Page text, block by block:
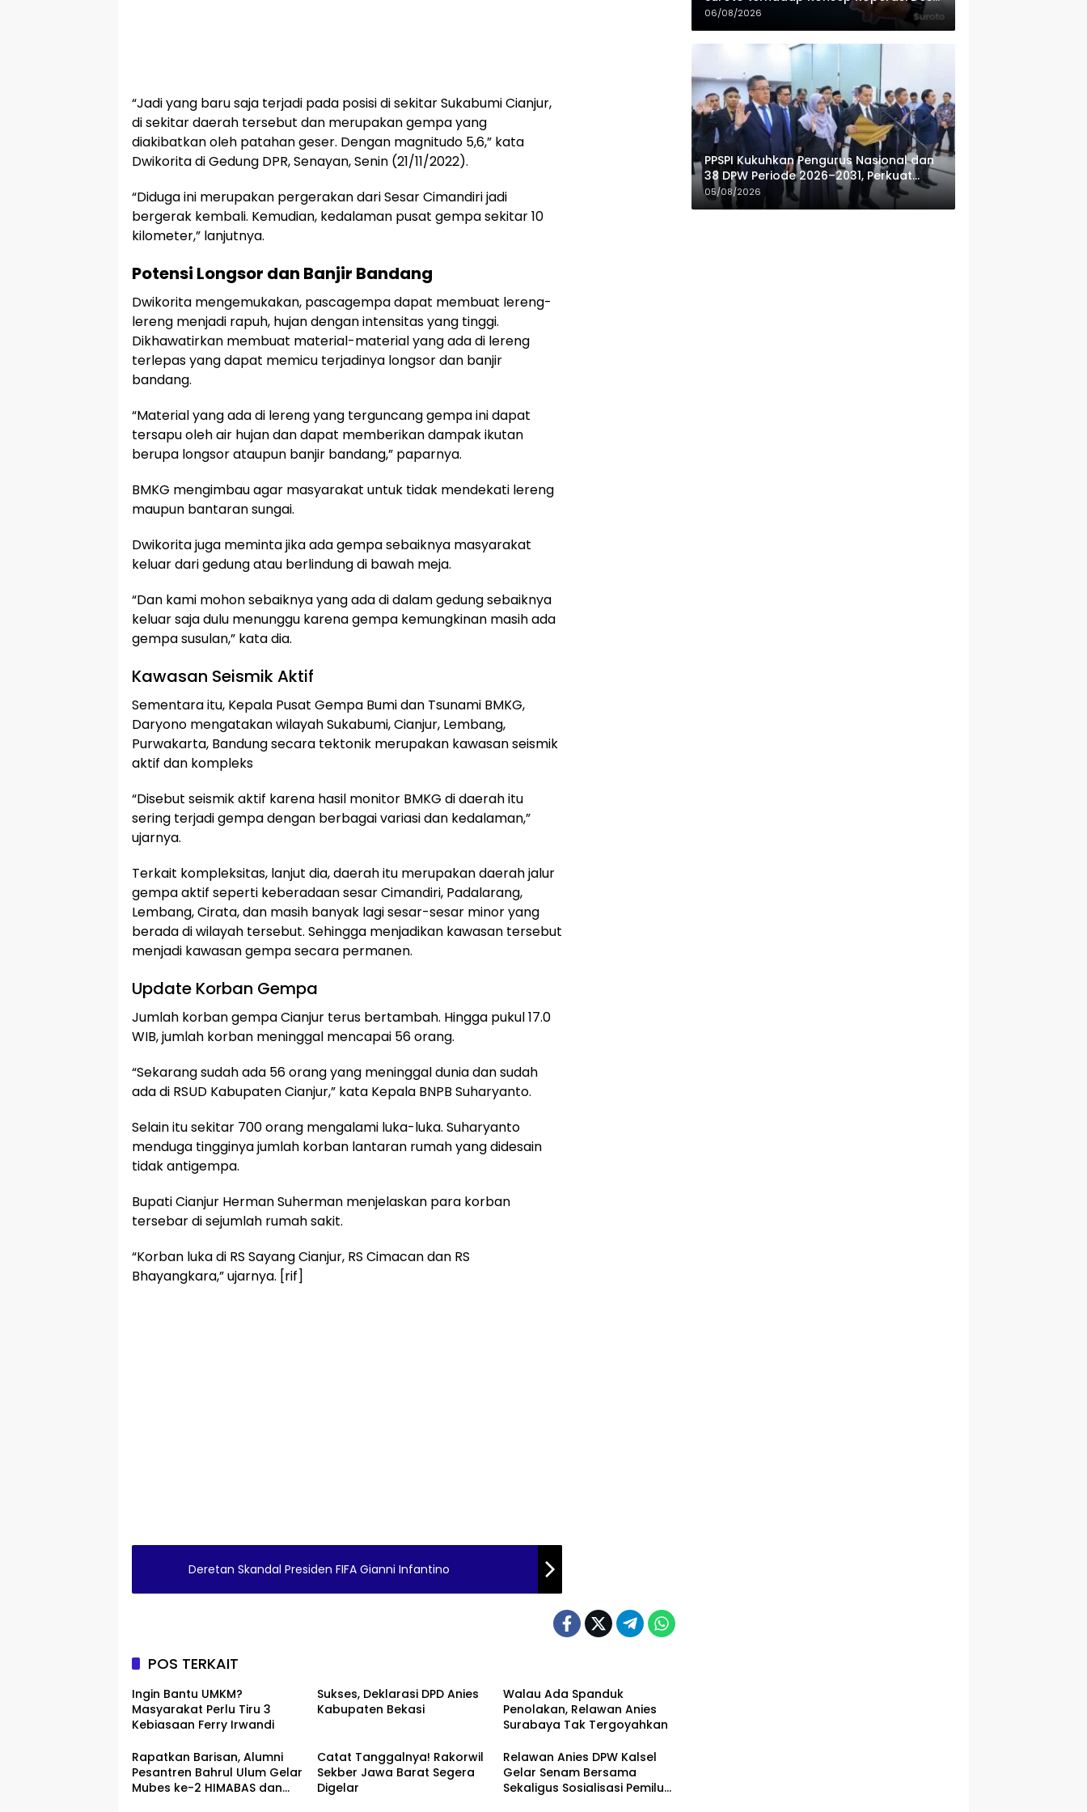
“Jadi yang baru saja terjadi pada posisi di sekitar Sukabumi Cianjur,
di sekitar daerah tersebut dan merupakan gempa yang
diakibatkan oleh patahan geser. Dengan magnitudo 5,6,” kata
Dwikorita di Gedung DPR, Senayan, Senin (21/11/2022).
“Diduga ini merupakan pergerakan dari Sesar Cimandiri jadi
bergerak kembali. Kemudian, kedalaman pusat gempa sekitar 10
kilometer,” lanjutnya.
Potensi Longsor dan Banjir Bandang
Dwikorita mengemukakan, pascagempa dapat membuat lereng-
lereng menjadi rapuh, hujan dengan intensitas yang tinggi.
Dikhawatirkan membuat material-material yang ada di lereng
terlepas yang dapat memicu terjadinya longsor dan banjir
bandang.
“Material yang ada di lereng yang terguncang gempa ini dapat
tersapu oleh air hujan dan dapat memberikan dampak ikutan
berupa longsor ataupun banjir bandang,” paparnya.
BMKG mengimbau agar masyarakat untuk tidak mendekati lereng
maupun bantaran sungai.
Dwikorita juga meminta jika ada gempa sebaiknya masyarakat
keluar dari gedung atau berlindung di bawah meja.
“Dan kami mohon sebaiknya yang ada di dalam gedung sebaiknya
keluar saja dulu menunggu karena gempa kemungkinan masih ada
gempa susulan,” kata dia.
Kawasan Seismik Aktif
Sementara itu, Kepala Pusat Gempa Bumi dan Tsunami BMKG,
Daryono mengatakan wilayah Sukabumi, Cianjur, Lembang,
Purwakarta, Bandung secara tektonik merupakan kawasan seismik
aktif dan kompleks
“Disebut seismik aktif karena hasil monitor BMKG di daerah itu
sering terjadi gempa dengan berbagai variasi dan kedalaman,”
ujarnya.
Terkait kompleksitas, lanjut dia, daerah itu merupakan daerah jalur
gempa aktif seperti keberadaan sesar Cimandiri, Padalarang,
Lembang, Cirata, dan masih banyak lagi sesar-sesar minor yang
berada di wilayah tersebut. Sehingga menjadikan kawasan tersebut
menjadi kawasan gempa secara permanen.
Update Korban Gempa
Jumlah korban gempa Cianjur terus bertambah. Hingga pukul 17.0
WIB, jumlah korban meninggal mencapai 56 orang.
“Sekarang sudah ada 56 orang yang meninggal dunia dan sudah
ada di RSUD Kabupaten Cianjur,” kata Kepala BNPB Suharyanto.
Selain itu sekitar 700 orang mengalami luka-luka. Suharyanto
menduga tingginya jumlah korban lantaran rumah yang didesain
tidak antigempa.
Bupati Cianjur Herman Suherman menjelaskan para korban
tersebar di sejumlah rumah sakit.
“Korban luka di RS Sayang Cianjur, RS Cimacan dan RS
Bhayangkara,” ujarnya. [rif]
Deretan Skandal Presiden FIFA Gianni Infantino
POS TERKAIT
Ingin Bantu UMKM?
Masyarakat Perlu Tiru 3
Kebiasaan Ferry Irwandi
Sukses, Deklarasi DPD Anies
Kabupaten Bekasi
Walau Ada Spanduk
Penolakan, Relawan Anies
Surabaya Tak Tergoyahkan
Rapatkan Barisan, Alumni
Pesantren Bahrul Ulum Gelar
Mubes ke-2 HIMABAS dan
Catat Tanggalnya! Rakorwil
Sekber Jawa Barat Segera
Digelar
Relawan Anies DPW Kalsel
Gelar Senam Bersama
Sekaligus Sosialisasi Pemilu
Merah Putih
06/08/2026
PPSPI Kukuhkan Pengurus Nasional dan
38 DPW Periode 2026–2031, Perkuat
Profesionalisme Sektor Publik
05/08/2026